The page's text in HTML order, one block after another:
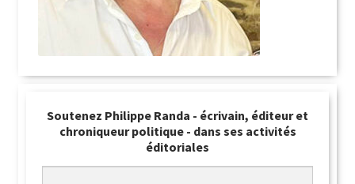
Soutenez Philippe Randa - écrivain, éditeur et
chroniqueur politique - dans ses activités
éditoriales